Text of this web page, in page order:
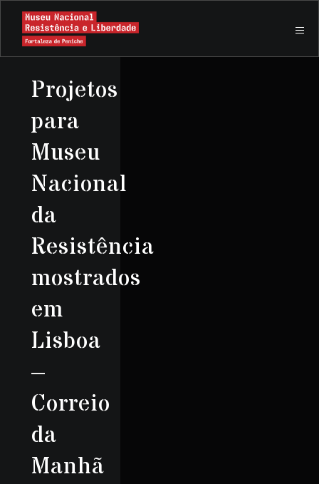
Projetos
para
Museu
Nacional
da
Resistência
mostrados
em
Lisboa
–
Correio
da
Manhã